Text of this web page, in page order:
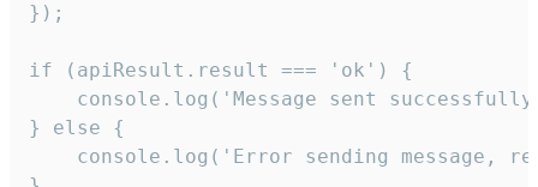
});
if (apiResult.result === 'ok') {
console.log('Message sent
} else {
console.log('Error sending message,